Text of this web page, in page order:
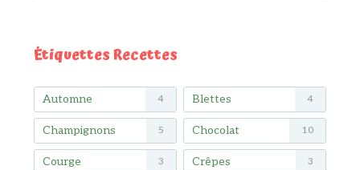
Étiquettes Recettes
Automne 4 Blettes 4
Champignons 5 Chocolat 10
Courge 3 Crêpes 3